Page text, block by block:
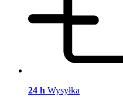
24 h Wysyłka